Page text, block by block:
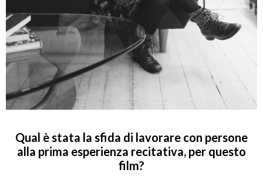
Qual è stata la sfida di lavorare con persone
alla prima esperienza recitativa, per questo
film?